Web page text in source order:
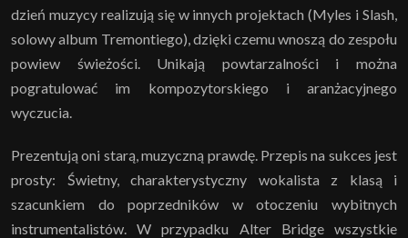
dzień muzycy realizują się w innych projektach (Myles i Slash,
solowy album Tremontiego), dzięki czemu wnoszą do zespołu
powiew świeżości. Unikają powtarzalności i można
pogratulować im kompozytorskiego i aranżacyjnego
wyczucia.
Prezentują oni starą, muzyczną prawdę. Przepis na sukces jest
prosty: Świetny, charakterystyczny wokalista z klasą i
szacunkiem do poprzedników w otoczeniu wybitnych
instrumentalistów. W przypadku Alter Bridge wszystkie